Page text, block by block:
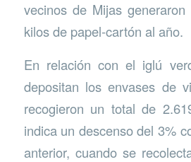
vecinos de Mijas
kilos de papel-cartón al año.
En relación con el iglú
depositan los envases de
recogieron un total de
indica un descenso del 3%
anterior, cuando se